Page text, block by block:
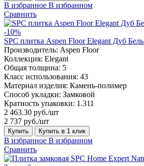
В избранное В избранном
Сравнить
-10%
SPC плитка Aspen Floor Elegant Дуб
Производитель: Aspen Floor
Коллекция: Elegant
Общая толщина: 5
Класс использования: 43
Материал изделия: Камень-полимер
Способ укладки: Замковой
Кратность упаковки: 1.311
2 463.30 руб./шт
2 737 руб./шт
Купить Купить в 1 клик
В избранное В избранном
Сравнить